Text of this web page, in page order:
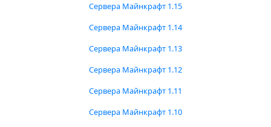
Сервера Майнкрафт 1.15
Сервера Майнкрафт 1.14
Сервера Майнкрафт 1.13
Сервера Майнкрафт 1.12
Сервера Майнкрафт 1.11
Сервера Майнкрафт 1.10